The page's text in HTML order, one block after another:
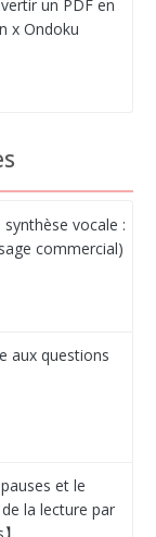
un PDF en
x Ondoku
vocale :
commercial)
aux questions
et le
la lecture par